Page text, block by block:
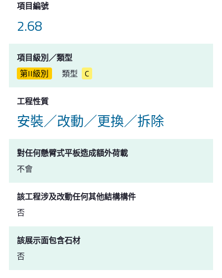
項目編號
2.68
項目級別／類型
第II級別
類型 C
工程性質
安裝／改動／更換／拆除
對任何懸臂式平板造成額外荷載
不會
該工程涉及改動任何其他結構構件
否
該展示面包含石材
否